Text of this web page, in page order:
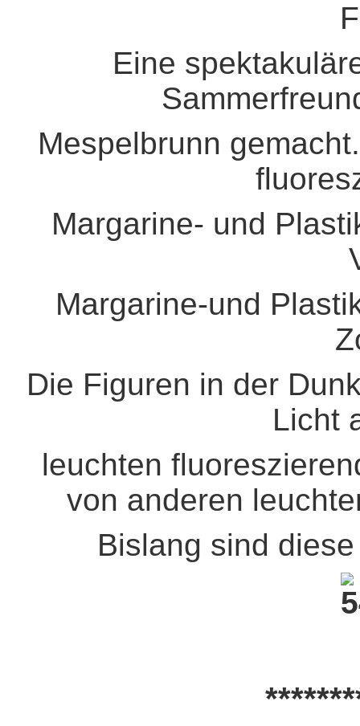
Eine
Mespelbrunn
Margarine- und
Margarine-und
Die Figuren in der
Licht
leuchten
von anderen
Bislang sind